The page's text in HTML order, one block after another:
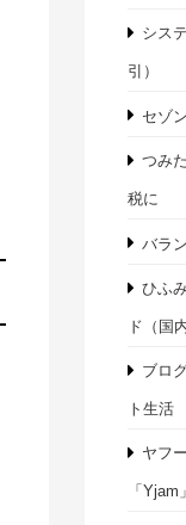
シス
引）
セゾ
つみ
税に
バラ
ひふ
ド（国
ブロ
ト生活
ヤフ
「Yjam」